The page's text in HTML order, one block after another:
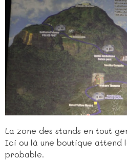
La zone des stands en tout
Ici ou là une boutique attend
probable.